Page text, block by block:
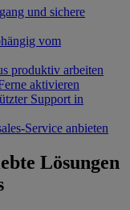
und sichere
vom
produktiv arbeiten
aktivieren
Support in
Service anbieten
Lösungen